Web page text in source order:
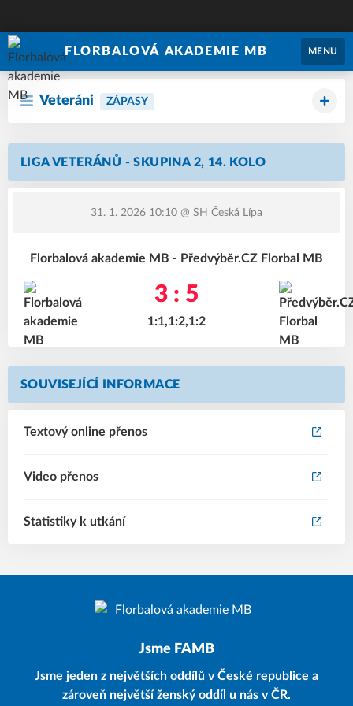
FLORBALOVÁ AKADEMIE MB MENU
Veteráni ZÁPASY
LIGA VETERÁNŮ - SKUPINA 2, 14. KOLO
31. 1. 2026 10:10 @ SH Česká Lípa
Florbalová akademie MB - Předvýběr.CZ Florbal MB
3 : 5
1:1,1:2,1:2
SOUVISEJÍCÍ INFORMACE
Textový online přenos
Video přenos
Statistiky k utkání
Jsme FAMB
Jsme jeden z největších oddílů v České republice a
zároveň největší ženský oddíl u nás v ČR.